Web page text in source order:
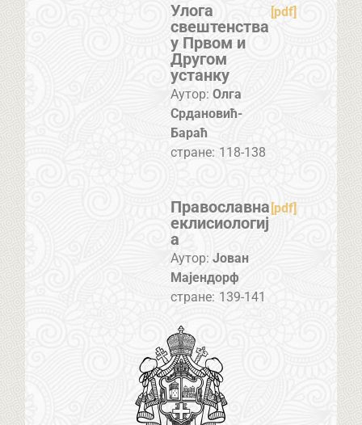
Улога
свештенства
у Првом и
Другом
устанку
[pdf]
Аутор: Олга
Срдановић-
Бараћ
стране: 118-138
Православна
еклисиологиј
а
[pdf]
Аутор: Јован
Мајендорф
стране: 139-141